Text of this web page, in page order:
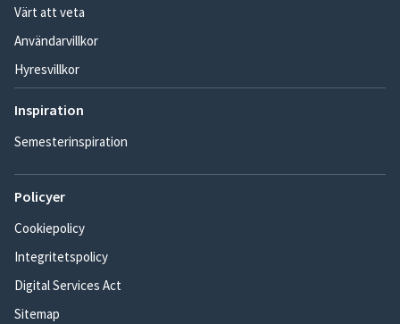
Värt att veta
Användarvillkor
Hyresvillkor
Inspiration
Semesterinspiration
Policyer
Cookiepolicy
Integritetspolicy
Digital Services Act
Sitemap